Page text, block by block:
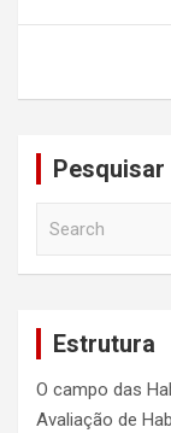
Pesquisar
Estrutura
O campo das
Avaliação de